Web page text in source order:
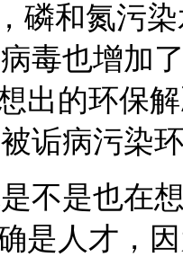
磷和氮污
毒也增加
出的环保
诟病污染
是也在想
是人才，